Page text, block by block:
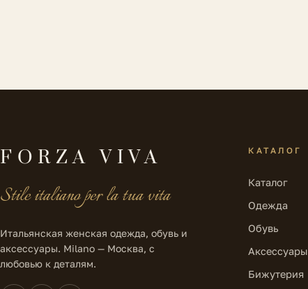
FORZA VIVA
Stile italiano per la tua vita
Итальянская женская одежда, обувь и
аксессуары. Milano — Москва, с
любовью к деталям.
КАТАЛОГ
Каталог
Одежда
Обувь
Аксессуары
Бижутерия